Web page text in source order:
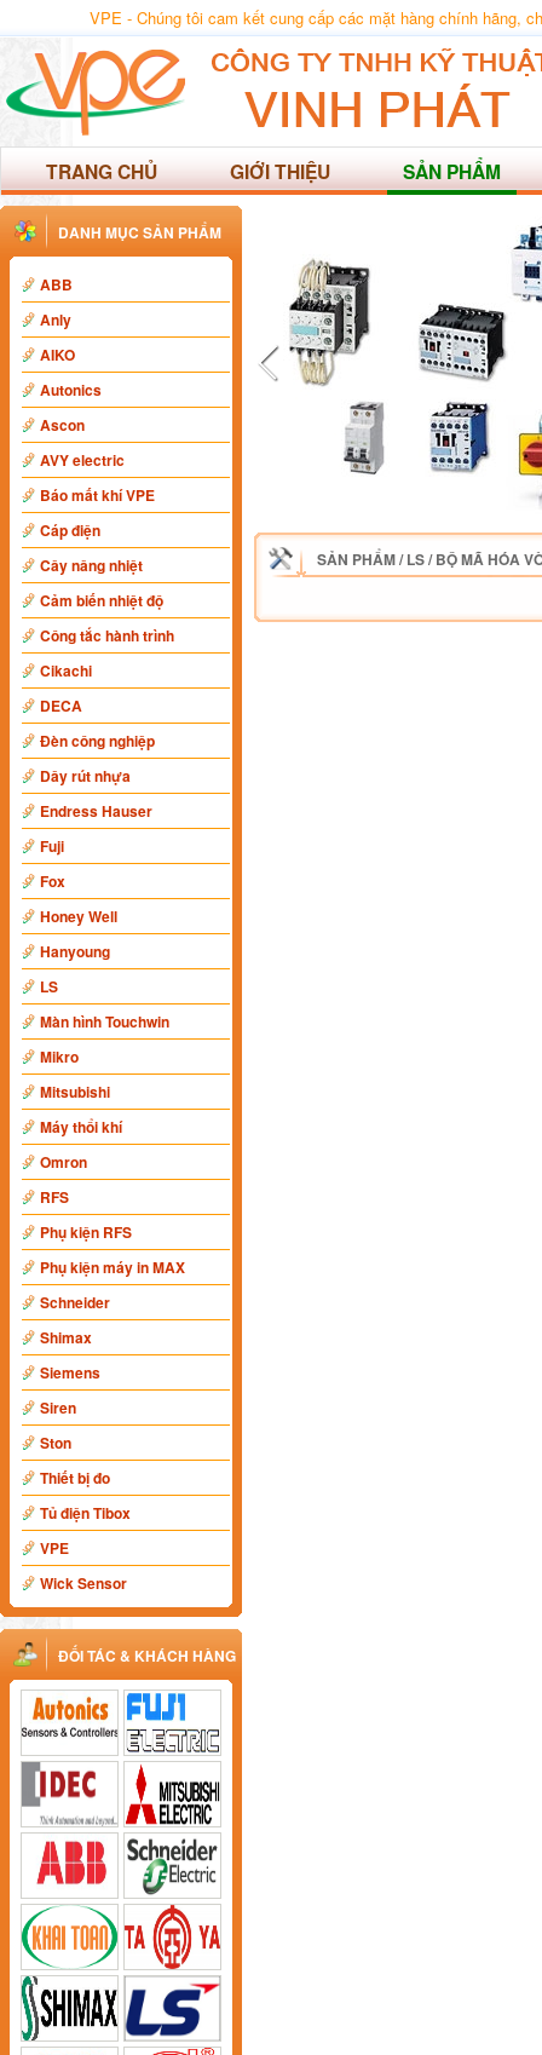
VPE - Chúng tôi cam kết cung cấp các mặt hàng chính hãng,
TRANG CHỦ GIỚI THIỆU SẢN PHẨM
DANH MỤC SẢN PHẨM
ABB
Anly
AIKO
Autonics
Ascon
AVY electric
Báo mất khí VPE
Cáp điện
Cây nâng nhiệt
Cảm biến nhiệt độ
Công tắc hành trình
Cikachi
DECA
Đèn công nghiệp
Dây rút nhựa
Endress Hauser
Fuji
Fox
Honey Well
Hanyoung
LS
Màn hình Touchwin
Mikro
Mitsubishi
Máy thổi khí
Omron
RFS
Phụ kiện RFS
Phụ kiện máy in MAX
Schneider
Shimax
Siemens
Siren
Ston
Thiết bị đo
Tủ điện Tibox
VPE
Wick Sensor
ĐỐI TÁC & KHÁCH HÀNG
SẢN PHẨM/LS/BỘ MÃ HÓA